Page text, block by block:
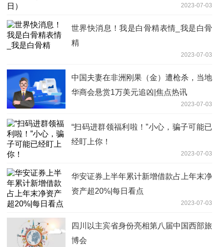
2023-07-03
世界快消息！我是白骨精表情_我是白骨
精
2023-07-03
中国夫妻在非洲刚果（金）遭枪杀，当地
华商会悬赏1万美元追凶|焦点热讯
2023-07-03
“扫码进群领福利啦！”小心，骗子可能已
经盯上你！
2023-07-03
华安证券上半年累计新增借款占上年末净
资产超20%|每日看点
2023-07-03
四川以主宾省身份亮相第八届中国西部旅
博会